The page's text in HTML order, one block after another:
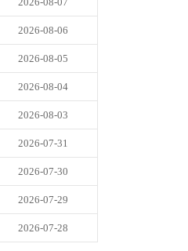
2026-08-06
2026-08-05
2026-08-04
2026-08-03
2026-07-31
2026-07-30
2026-07-29
2026-07-28